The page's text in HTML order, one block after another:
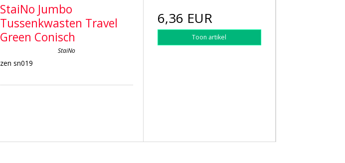
StaiNo Jumbo
Tussenkwasten Travel
Green Conisch
StaiNo
zen sn019
6,36 EUR
Toon artikel